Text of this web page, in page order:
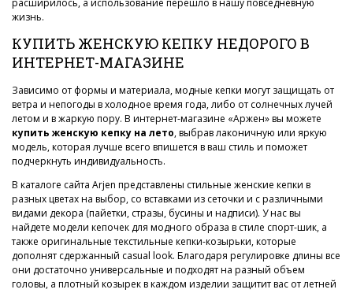
жизнь.
КУПИТЬ ЖЕНСКУЮ КЕПКУ НЕДОРОГО В
ИНТЕРНЕТ-МАГАЗИНЕ
Зависимо от формы и материала, модные кепки могут защищать от
ветра и непогоды в холодное время года, либо от солнечных лучей
летом и в жаркую пору. В интернет-магазине «Аржен» вы можете
купить женскую кепку на лето, выбрав лаконичную или яркую
модель, которая лучше всего впишется в ваш стиль и поможет
подчеркнуть индивидуальность.
В каталоге сайта Arjen представлены стильные женские кепки в
разных цветах на выбор, со вставками из сеточки и с различными
видами декора (пайетки, стразы, бусины и надписи). У нас вы
найдете модели кепочек для модного образа в стиле спорт-шик, а
также оригинальные текстильные кепки-козырьки, которые
дополнят сдержанный casual look. Благодаря регулировке длины все
они достаточно универсальные и подходят на разный объем
головы, а плотный козырек в каждом изделии защитит вас от летней